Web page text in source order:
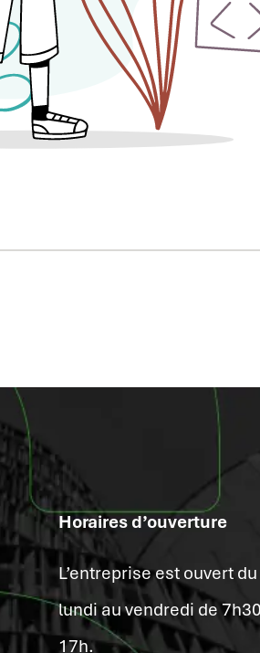
Horaires d’ouverture
L’entreprise est ouvert du
lundi au vendredi de
17h.